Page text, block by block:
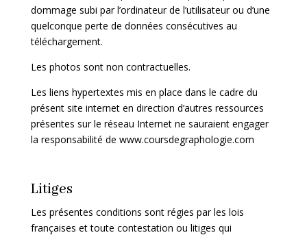
dommage subi par l’ordinateur de l’utilisateur ou d’une
quelconque perte de données consécutives au
téléchargement.
Les photos sont non contractuelles.
Les liens hypertextes mis en place dans le cadre du
présent site internet en direction d’autres ressources
présentes sur le réseau Internet ne sauraient engager
la responsabilité de www.coursdegraphologie.com
Litiges
Les présentes conditions sont régies par les lois
françaises et toute contestation ou litiges qui